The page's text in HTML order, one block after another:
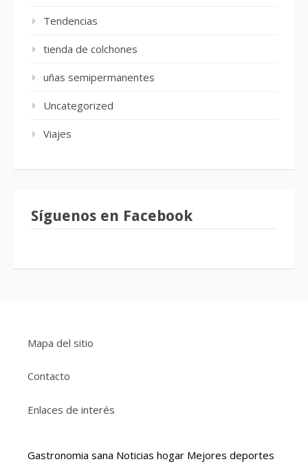
Tendencias
tienda de colchones
uñas semipermanentes
Uncategorized
Viajes
Síguenos en Facebook
Mapa del sitio
Contacto
Enlaces de interés
Gastronomia sana Noticias hogar Mejores deportes